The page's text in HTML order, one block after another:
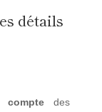
détails
compte des